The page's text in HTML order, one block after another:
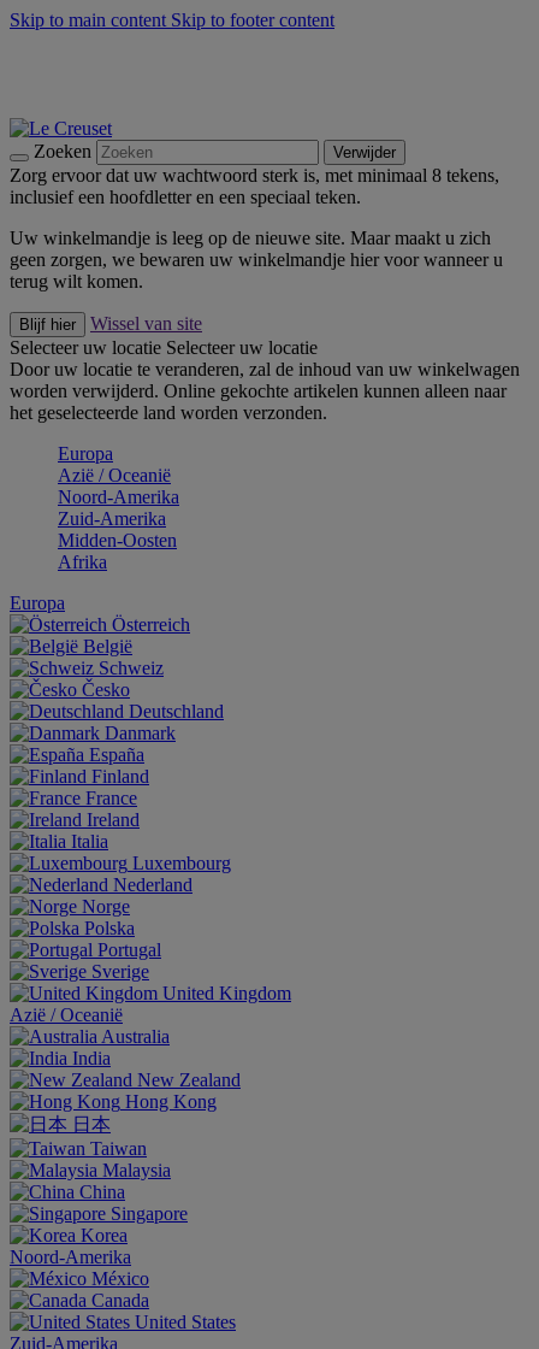
Skip to main content Skip to footer content
Zoeken Verwijder
Zorg ervoor dat uw wachtwoord sterk is, met minimaal 8 tekens,
inclusief een hoofdletter en een speciaal teken.
Uw winkelmandje is leeg op de nieuwe site. Maar maakt u zich
geen zorgen, we bewaren uw winkelmandje hier voor wanneer u
terug wilt komen.
Blijf hier
Wissel van site
Selecteer uw locatie Selecteer uw locatie
Door uw locatie te veranderen, zal de inhoud van uw winkelwagen
worden verwijderd. Online gekochte artikelen kunnen alleen naar
het geselecteerde land worden verzonden.
Europa
Aziё / Oceaniё
Noord-Amerika
Zuid-Amerika
Midden-Oosten
Afrika
Europa
Österreich
België
Schweiz
Česko
Deutschland
Danmark
España
Finland
France
Ireland
Italia
Luxembourg
Nederland
Norge
Polska
Portugal
Sverige
United Kingdom
Aziё / Oceaniё
Australia
India
New Zealand
Hong Kong
日本
Taiwan
Malaysia
China
Singapore
Korea
Noord-Amerika
México
Canada
United States
Zuid-Amerika